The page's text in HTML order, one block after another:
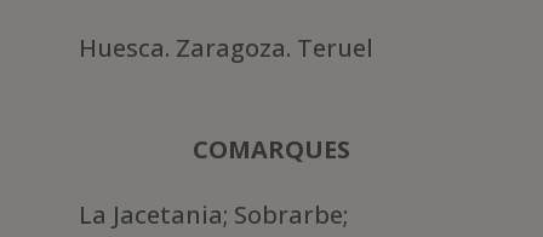
Huesca. Zaragoza. Teruel
COMARQUES
La Jacetania; Sobrarbe;